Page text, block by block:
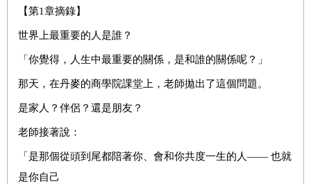
【第1章摘錄】
世界上最重要的人是誰？
「你覺得，人生中最重要的關係，是和誰的關係呢？」
那天，在丹麥的商學院課堂上，老師拋出了這個問題。
是家人？伴侶？還是朋友？
老師接著說：
「是那個從頭到尾都陪著你、會和你共度一生的人—— 也就
是你自己